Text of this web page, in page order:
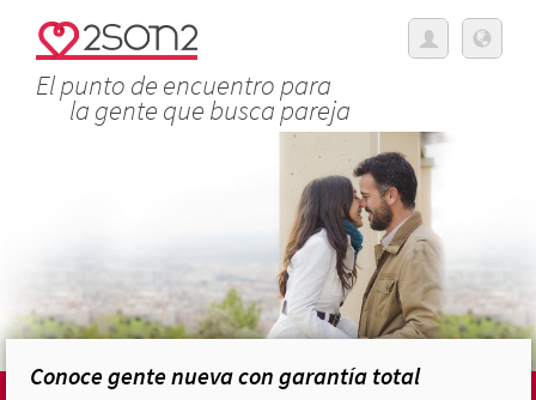
El punto de encuentro para
la gente que busca pareja
Conoce gente nueva con garantía total